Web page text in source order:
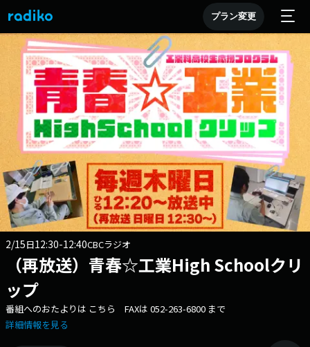
プラン変更
2/15日12:30-12:40CBCラジオ
（再放送）青春☆工業High Schoolクリ
ップ
番組へのおたよりは こちら FAXは 052-263-6800 まで
詳細情報を見る